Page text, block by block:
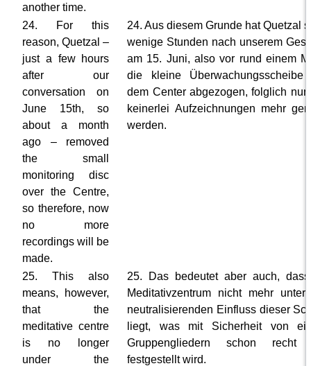
another time.
24. For this
reason, Quetzal –
just a few hours
after our
conversation on
June 15th, so
about a month
ago – removed
the small
monitoring disc
over the Centre,
so therefore, now
no more
recordings will be
made.
24. Aus diesem Grunde hat Quetzal
wenige Stunden nach unserem
am 15. Juni, also vor rund einem
die kleine Überwachungsscheibe
dem Center abgezogen, folglich
keinerlei Aufzeichnungen mehr
werden.
25. This also
means, however,
that the
meditative centre
is no longer
under the
25. Das bedeutet aber auch,
Meditativzentrum nicht mehr unter
neutralisierenden Einfluss dieser
liegt, was mit Sicherheit von
Gruppengliedern schon recht
festgestellt wird.